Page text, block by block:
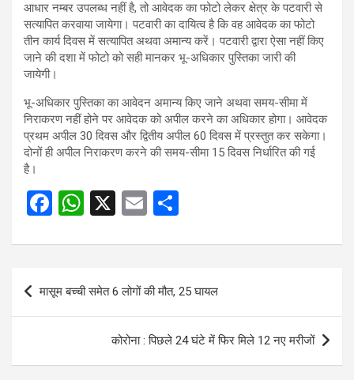
आधार नम्बर उपलब्ध नहीं है, तो आवेदक का फोटो लेकर क्षेत्र के पटवारी से
सत्यापित करवाया जायेगा। पटवारी का दायित्व है कि वह आवेदक का फोटो
तीन कार्य दिवस में सत्यापित अथवा अमान्य करें। पटवारी द्वारा ऐसा नहीं किए
जाने की दशा में फोटो को सही मानकर भू-अधिकार पुस्तिका जारी की
जायेगी।
भू-अधिकार पुस्तिका का आवेदन अमान्य किए जाने अथवा समय-सीमा में
निराकरण नहीं होने पर आवेदक को अपील करने का अधिकार होगा। आवेदक
प्रथम अपील 30 दिवस और द्वितीय अपील 60 दिवस में प्रस्तुत कर सकेगा।
दोनों ही अपील निराकरण करने की समय-सीमा 15 दिवस निर्धारित की गई
है।
F
ce
o
W
at
s
A
X
E
ail ar
e
Post
navigation
मासूम बच्ची समेत 6 लोगों की मौत, 25 घायल
कोरोना : पिछले 24 घंटे में फिर मिले 12 नए मरीजों